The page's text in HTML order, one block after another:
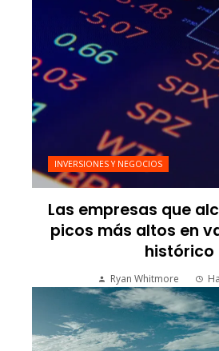
INVERSIONES Y NEGOCIOS
Las empresas que
picos más altos en
histórico
Ryan Whitmore